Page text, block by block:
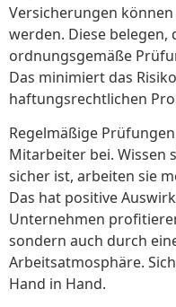
Versicherungen
werden. Diese belegen,
ordnungsgemäße
Das minimiert das
haftungsrechtlichen
Regelmäßige
Mitarbeiter bei. Wissen
sicher ist, arbeiten sie
Das hat positive
Unternehmen
sondern auch durch
Arbeitsatmosphäre.
Hand in Hand.